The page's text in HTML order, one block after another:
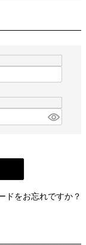
ドをお忘れですか？